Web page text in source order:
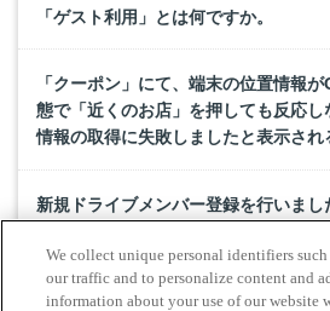
「ゲスト利用」とは何ですか。
「クーポン」にて、端末の位置情報
態で「近くのお店」を押しても反応し
情報の取得に失敗しましたと表示され
新規ドライブメンバー登録を行いまし
ドライブスタンプラリーのパスワー
We collect unique personal identifiers
our traffic and to personalize content and
information about your use of our website